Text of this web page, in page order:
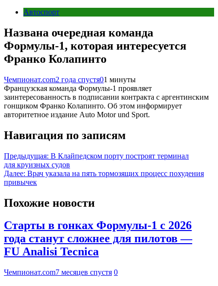
Автоспорт
Названа очередная команда
Формулы-1, которая интересуется
Франко Колапинто
Чемпионат.com2 года спустя01 минуты
Французская команда Формулы-1 проявляет
заинтересованность в подписании контракта с аргентинским
гонщиком Франко Колапинто. Об этом информирует
авторитетное издание Auto Motor und Sport.
Навигация по записям
Предыдущая: В Клайпедском порту построят терминал
для круизных судов
Далее: Врач указала на пять тормозящих процесс похудения
привычек
Похожие новости
Старты в гонках Формулы-1 с 2026
года станут сложнее для пилотов —
FU Analisi Tecnica
Чемпионат.com7 месяцев спустя 0